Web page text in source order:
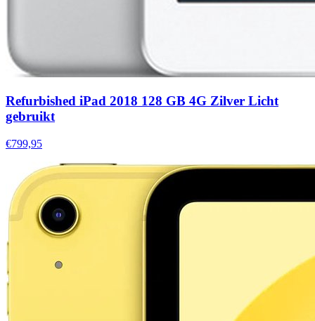
Refurbished iPad 2018 128 GB 4G Zilver Licht
gebruikt
€799,95